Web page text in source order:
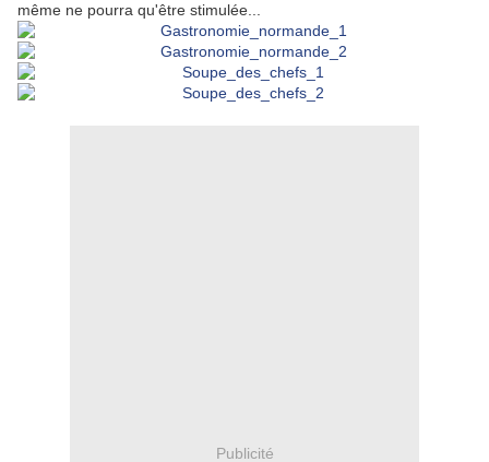
même ne pourra qu'être stimulée...
Publicité